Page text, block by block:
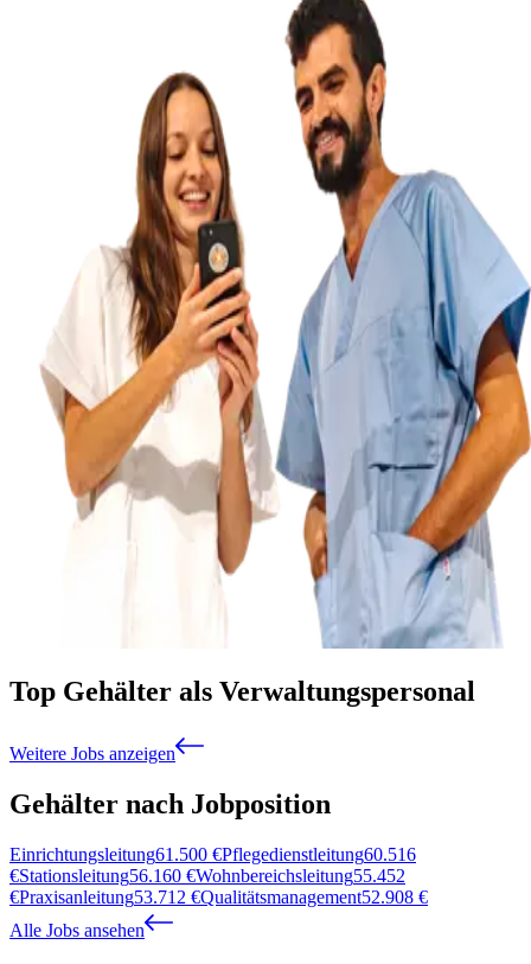
Top Gehälter als Verwaltungspersonal
Weitere Jobs anzeigen
Gehälter nach Jobposition
Einrichtungsleitung61.500 €Pflegedienstleitung60.516
€Stationsleitung56.160 €Wohnbereichsleitung55.452
€Praxisanleitung53.712 €Qualitätsmanagement52.908 €
Alle Jobs ansehen